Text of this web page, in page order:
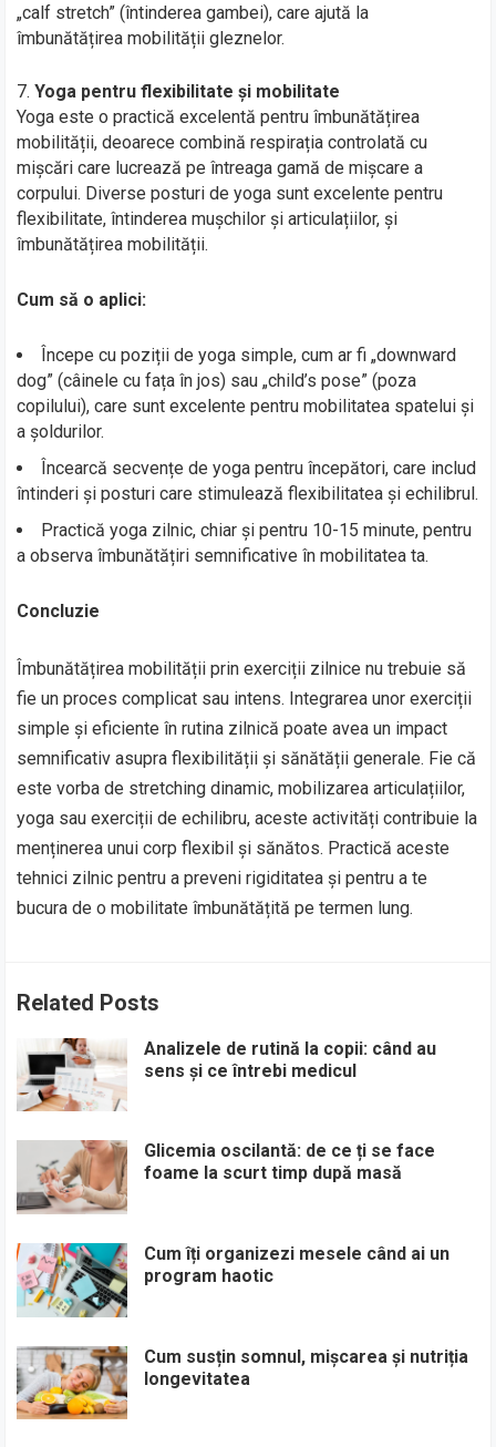
„calf stretch” (întinderea gambei), care ajută la
îmbunătățirea mobilității gleznelor.
Yoga pentru flexibilitate și mobilitate
Yoga este o practică excelentă pentru îmbunătățirea
mobilității, deoarece combină respirația controlată cu
mișcări care lucrează pe întreaga gamă de mișcare a
corpului. Diverse posturi de yoga sunt excelente pentru
flexibilitate, întinderea mușchilor și articulațiilor, și
îmbunătățirea mobilității.
Cum să o aplici:
Începe cu poziții de yoga simple, cum ar fi „downward
dog” (câinele cu fața în jos) sau „child’s pose” (poza
copilului), care sunt excelente pentru mobilitatea spatelui și
a șoldurilor.
Încearcă secvențe de yoga pentru începători, care includ
întinderi și posturi care stimulează flexibilitatea și echilibrul.
Practică yoga zilnic, chiar și pentru 10-15 minute, pentru
a observa îmbunătățiri semnificative în mobilitatea ta.
Concluzie
Îmbunătățirea mobilității prin exerciții zilnice nu trebuie să
fie un proces complicat sau intens. Integrarea unor exerciții
simple și eficiente în rutina zilnică poate avea un impact
semnificativ asupra flexibilității și sănătății generale. Fie că
este vorba de stretching dinamic, mobilizarea articulațiilor,
yoga sau exerciții de echilibru, aceste activități contribuie la
menținerea unui corp flexibil și sănătos. Practică aceste
tehnici zilnic pentru a preveni rigiditatea și pentru a te
bucura de o mobilitate îmbunătățită pe termen lung.
Related Posts
Analizele de rutină la copii: când au
sens și ce întrebi medicul
Glicemia oscilantă: de ce ți se face
foame la scurt timp după masă
Cum îți organizezi mesele când ai un
program haotic
Cum susțin somnul, mișcarea și nutriția
longevitatea